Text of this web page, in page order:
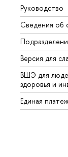
Руководство
Сведения об
Версия для
ВШЭ для
здоровья и
Единая